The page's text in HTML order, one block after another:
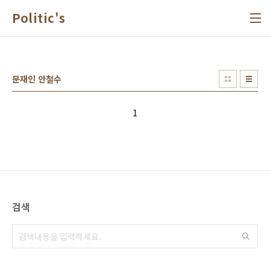
Politic's
문재인 안철수
1
검색